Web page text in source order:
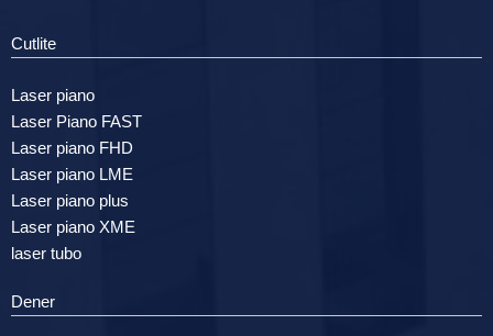
Cutlite
Laser piano
Laser Piano FAST
Laser piano FHD
Laser piano LME
Laser piano plus
Laser piano XME
laser tubo
Dener